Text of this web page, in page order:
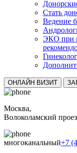
Стать
Ведение
ЭКО при
ОНЛАЙН ВИЗИТ
Москва,
Волоколамский
многоканальный+7